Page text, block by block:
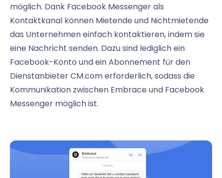
möglich. Dank Facebook Messenger als
Kontaktkanal können Mietende und Nichtmietende
das Unternehmen einfach kontaktieren, indem sie
eine Nachricht senden. Dazu sind lediglich ein
Facebook-Konto und ein Abonnement für den
Dienstanbieter CM.com erforderlich, sodass die
Kommunikation zwischen Embrace und Facebook
Messenger möglich ist.